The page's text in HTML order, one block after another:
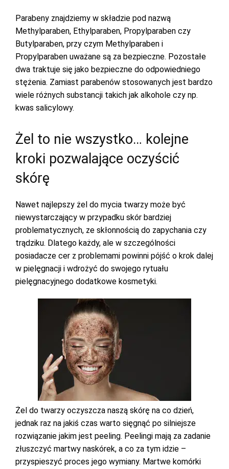
Parabeny znajdziemy w składzie pod nazwą
Methylparaben, Ethylparaben, Propylparaben czy
Butylparaben, przy czym Methylparaben i
Propylparaben uważane są za bezpieczne. Pozostałe
dwa traktuje się jako bezpieczne do odpowiedniego
stężenia. Zamiast parabenów stosowanych jest bardzo
wiele różnych substancji takich jak alkohole czy np.
kwas salicylowy.
Żel to nie wszystko… kolejne
kroki pozwalające oczyścić
skórę
Nawet najlepszy żel do mycia twarzy może być
niewystarczający w przypadku skór bardziej
problematycznych, ze skłonnością do zapychania czy
trądziku. Dlatego każdy, ale w szczególności
posiadacze cer z problemami powinni pójść o krok dalej
w pielęgnacji i wdrożyć do swojego rytuału
pielęgnacyjnego dodatkowe kosmetyki.
Żel do twarzy oczyszcza naszą skórę na co dzień,
jednak raz na jakiś czas warto sięgnąć po silniejsze
rozwiązanie jakim jest peeling. Peelingi mają za zadanie
złuszczyć martwy naskórek, a co za tym idzie –
przyspieszyć proces jego wymiany. Martwe komórki